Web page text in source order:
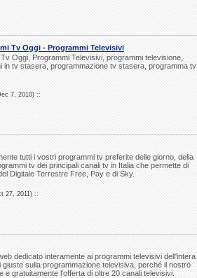
Tv Oggi - Programmi Televisivi
Oggi, Programmi Televisivi, programmi televisione,
in tv stasera, programmazione tv stasera, programma tv
7, 2010) ::
tutti i vostri programmi tv preferite delle giorno, della
tv dei principali canali tv in Italia che permette di
Digitale Terrestre Free, Pay e di Sky.
27, 2011) ::
dedicato interamente ai programmi televisivi dell'intera
sulla programmazione televisiva, perché il nostro
e gratuitamente l'offerta di oltre 20 canali televisivi.